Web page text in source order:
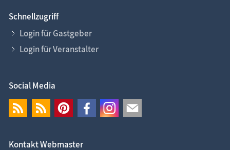
Schnellzugriff
Login für Gastgeber
Login für Veranstalter
Social Media
Kontakt Webmaster